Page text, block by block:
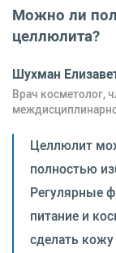
Можно ли
целлюлита?
Шухман
Врач косметолог,
Целлюлит
полностью
Регулярные
питание и
сделать кожу